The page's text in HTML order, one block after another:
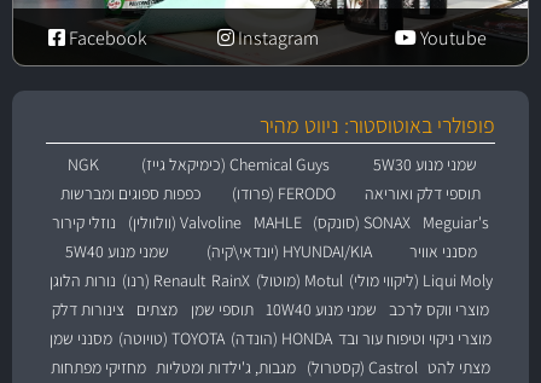
Youtube
Instagram
Facebook
פופולרי באוטוסטור: ניווט מהיר
שמני מנוע 5W30 Chemical Guys (כימיקאל גייז)
NGK
תוספי דלק ואוריאה
FERODO (פרודו)
כפפות ספוגים ומברשות
Meguiar's
SONAX (סונקס) MAHLE Valvoline (וולוולין)
נוזלי קירור
מסנני אוויר
HYUNDAI/KIA (יונדאי\קיה)
שמני מנוע 5W40
Liqui Moly (ליקווי מולי)
Motul (מוטול) RainX Renault (רנו)
נורות הלוגן
מוצרי ווקס לרכב
שמני מנוע 10W40 תוספי שמן מצתים
צינורות דלק
מוצרי ניקוי וטיפוח עור ובד HONDA (הונדה) TOYOTA (טויוטה)
מסנני שמן
מצתי להט Castrol (קסטרול) מגבות, ג'ילדות ומטליות מחזיקי מפתחות